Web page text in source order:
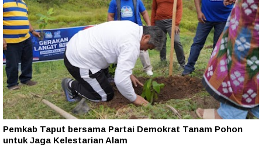
Pemkab Taput bersama Partai Demokrat Tanam Pohon
untuk Jaga Kelestarian Alam